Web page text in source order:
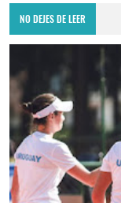
NO DEJES DE LEER